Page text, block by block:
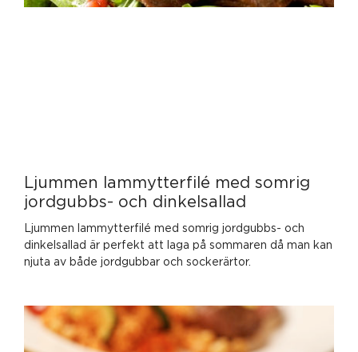
Ljummen lammytterfilé med somrig
jordgubbs- och dinkelsallad
Ljummen lammytterfilé med somrig jordgubbs- och
dinkelsallad är perfekt att laga på sommaren då man kan
njuta av både jordgubbar och sockerärtor.